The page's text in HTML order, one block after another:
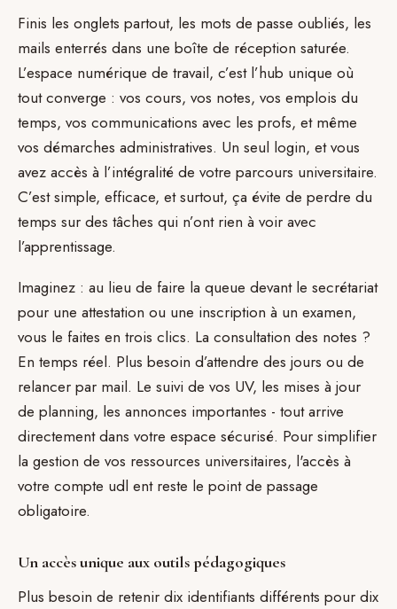
Finis les onglets partout, les mots de passe oubliés, les
mails enterrés dans une boîte de réception saturée.
L’espace numérique de travail, c’est l’hub unique où
tout converge : vos cours, vos notes, vos emplois du
temps, vos communications avec les profs, et même
vos démarches administratives. Un seul login, et vous
avez accès à l’intégralité de votre parcours universitaire.
C’est simple, efficace, et surtout, ça évite de perdre du
temps sur des tâches qui n’ont rien à voir avec
l’apprentissage.
Imaginez : au lieu de faire la queue devant le secrétariat
pour une attestation ou une inscription à un examen,
vous le faites en trois clics. La consultation des notes ?
En temps réel. Plus besoin d’attendre des jours ou de
relancer par mail. Le suivi de vos UV, les mises à jour
de planning, les annonces importantes - tout arrive
directement dans votre espace sécurisé. Pour simplifier
la gestion de vos ressources universitaires, l'accès à
votre compte udl ent reste le point de passage
obligatoire.
Un accès unique aux outils pédagogiques
Plus besoin de retenir dix identifiants différents pour dix